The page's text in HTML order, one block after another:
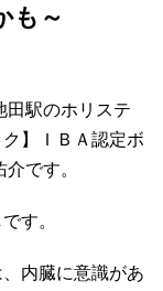
も～
田駅のホリステ
】ＩＢＡ認定ボ
です。
す。
内臓に意識があ